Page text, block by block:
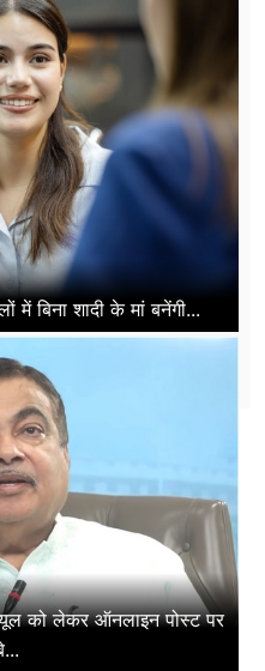
बिना शादी के मां बनेंगी...
को लेकर ऑनलाइन पोस्ट पर